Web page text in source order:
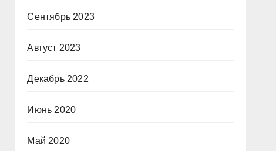
Сентябрь 2023
Август 2023
Декабрь 2022
Июнь 2020
Май 2020